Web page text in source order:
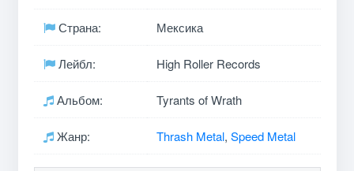
Страна: Мексика
Лейбл: High Roller Records
Альбом: Tyrants of Wrath
Жанр: Thrash Metal, Speed Metal